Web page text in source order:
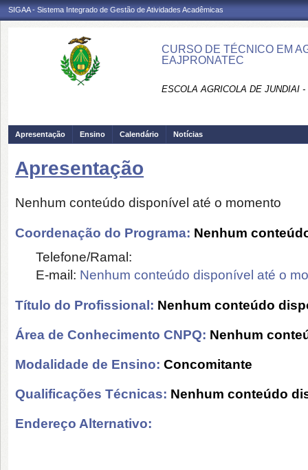
SIGAA - Sistema Integrado de Gestão de Atividades Acadêmicas
CURSO DE TÉCNICO EM
EAJPRONATEC
ESCOLA AGRICOLA DE JUNDIAI
Apresentação Ensino Calendário Notícias
Apresentação
Nenhum conteúdo disponível até o momento
Coordenação do Programa: Nenhum
Telefone/Ramal:
E-mail: Nenhum conteúdo disponível até o
Título do Profissional: Nenhum conteúdo
Área de Conhecimento CNPQ: Nenhum
Modalidade de Ensino: Concomitante
Qualificações Técnicas: Nenhum conteúdo
Endereço Alternativo: